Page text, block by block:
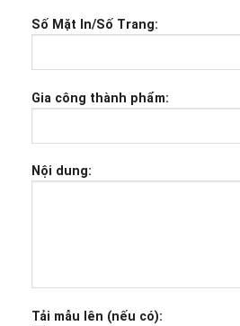
Số Mặt In/Số Trang:
Gia công thành phẩm:
Nội dung:
Tải mẫu lên (nếu có):